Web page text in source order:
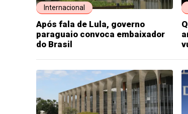
Internacional
Após fala de Lula, governo
paraguaio convoca embaixador
do Brasil